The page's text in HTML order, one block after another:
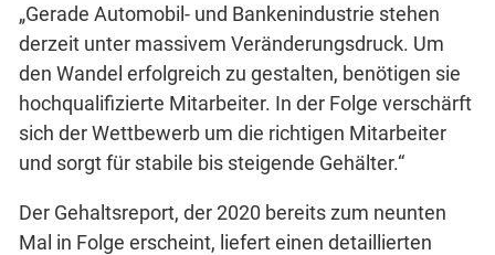
„Gerade Automobil- und Bankenindustrie stehen
derzeit unter massivem Veränderungsdruck. Um
den Wandel erfolgreich zu gestalten, benötigen sie
hochqualifizierte Mitarbeiter. In der Folge verschärft
sich der Wettbewerb um die richtigen Mitarbeiter
und sorgt für stabile bis steigende Gehälter.“
Der Gehaltsreport, der 2020 bereits zum neunten
Mal in Folge erscheint, liefert einen detaillierten